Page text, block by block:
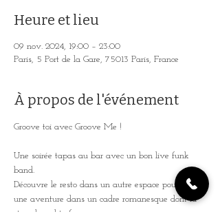
Heure et lieu
09 nov. 2024, 19:00 – 23:00
Paris, 5 Port de la Gare, 75013 Paris, France
À propos de l'événement
Groove toi avec Groove Me !
Une soirée tapas au bar avec un bon live funk
band.
Découvre le resto dans un autre espace pour vivre
une aventure dans un cadre romanesque dont la
story board te fera voyager.